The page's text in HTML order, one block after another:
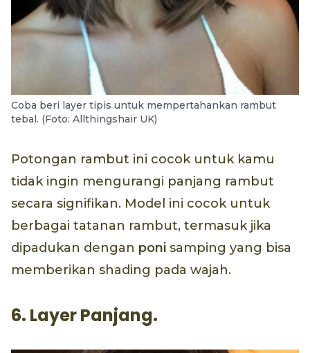
Coba beri layer tipis untuk mempertahankan rambut
tebal. (Foto: Allthingshair UK)
Potongan rambut ini cocok untuk kamu
tidak ingin mengurangi panjang rambut
secara signifikan. Model ini cocok untuk
berbagai tatanan rambut, termasuk jika
dipadukan dengan poni samping yang bisa
memberikan shading pada wajah.
6. Layer Panjang.